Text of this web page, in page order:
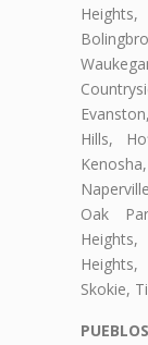
Hills,
Oak
Skokie,